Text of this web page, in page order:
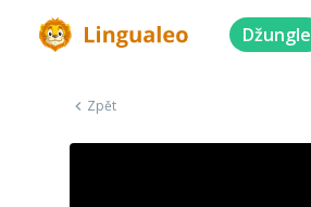
Džungle
Zpět